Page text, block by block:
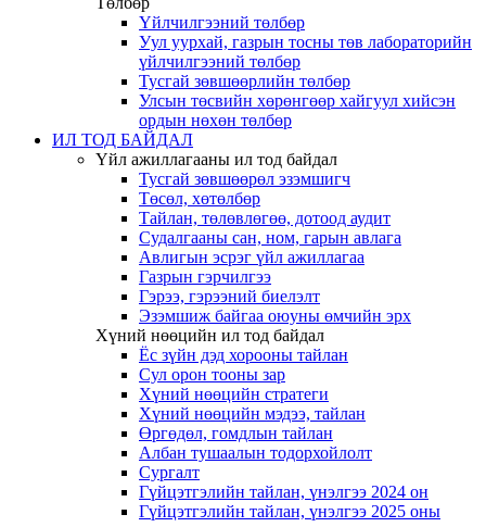
Үйлчилгээний төлбөр
Уул уурхай, газрын тосны төв лабораторийн
үйлчилгээний төлбөр
Тусгай зөвшөөрлийн төлбөр
Улсын төсвийн хөрөнгөөр хайгуул хийсэн
ордын нөхөн төлбөр
ИЛ ТОД БАЙДАЛ
Үйл ажиллагааны ил тод байдал
Тусгай зөвшөөрөл эзэмшигч
Төсөл, хөтөлбөр
Тайлан, төлөвлөгөө, дотоод аудит
Судалгааны сан, ном, гарын авлага
Авлигын эсрэг үйл ажиллагаа
Газрын гэрчилгээ
Гэрээ, гэрээний биелэлт
Эзэмшиж байгаа оюуны өмчийн эрх
Хүний нөөцийн ил тод байдал
Ёс зүйн дэд хорооны тайлан
Сул орон тооны зар
Хүний нөөцийн стратеги
Хүний нөөцийн мэдээ, тайлан
Өргөдөл, гомдлын тайлан
Албан тушаалын тодорхойлолт
Сургалт
Гүйцэтгэлийн тайлан, үнэлгээ 2024 он
Гүйцэтгэлийн тайлан, үнэлгээ 2025 оны